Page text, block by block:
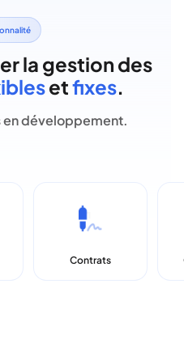
la gestion des
etfixes.
développement.
Contrats